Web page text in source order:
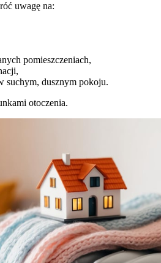
uwagę na:
pomieszczeniach,
suchym, dusznym pokoju.
otoczenia.